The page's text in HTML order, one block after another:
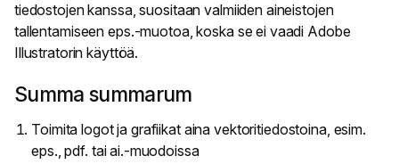
tiedostojen kanssa, suositaan valmiiden aineistojen
tallentamiseen eps.-muotoa, koska se ei vaadi Adobe
Illustratorin käyttöä.
Summa summarum
Toimita logot ja grafiikat aina vektoritiedostoina, esim.
eps., pdf. tai ai.-muodoissa